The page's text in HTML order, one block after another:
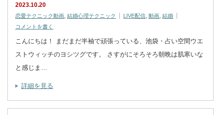
2023.10.20
恋愛テクニック動画 結婚心理テクニック LIVE配信 動画 結婚
コメントを書く
こんにちは！ まだまだ半袖で頑張っている、池袋・占い空間ウエ
ストウィッチのヨシツグです。 さすがにそろそろ朝晩は肌寒いな
と感じま…
詳細を見る